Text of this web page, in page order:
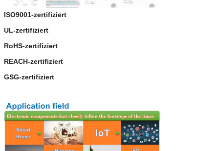
ISO9001-zertifiziert
UL-zertifiziert
RoHS-zertifiziert
REACH-zertifiziert
GSG-zertifiziert